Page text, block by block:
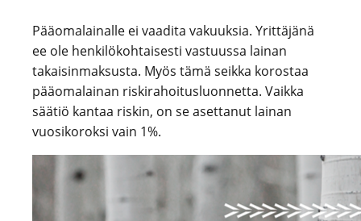
Pääomalainalle ei vaadita vakuuksia. Yrittäjänä
ee ole henkilökohtaisesti vastuussa lainan
takaisinmaksusta. Myös tämä seikka korostaa
pääomalainan riskirahoitusluonnetta. Vaikka
säätiö kantaa riskin, on se asettanut lainan
vuosikoroksi vain 1%.